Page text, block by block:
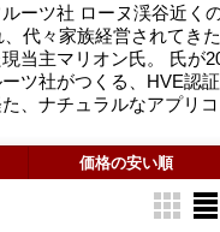
ーツ社 ローヌ渓谷近く
、代々家族経営されてき
当主マリオン氏。 氏が
ツ社がつくる、HVE認
、ナチュラルなアプリ
価格の安い順